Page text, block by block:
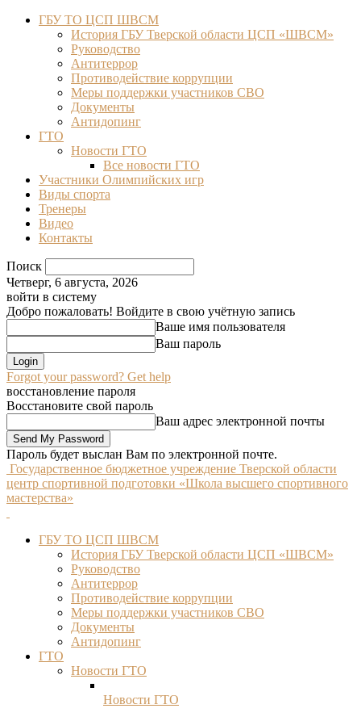
ГБУ ТО ЦСП ШВСМ
История ГБУ Тверской области ЦСП «ШВСМ»
Руководство
Антитеррор
Противодействие коррупции
Меры поддержки участников СВО
Документы
Антидопинг
ГТО
Новости ГТО
Все новости ГТО
Участники Олимпийских игр
Виды спорта
Тренеры
Видео
Контакты
Поиск
Четверг, 6 августа, 2026
войти в систему
Добро пожаловать! Войдите в свою учётную запись
Ваше имя пользователя
Ваш пароль
Forgot your password? Get help
восстановление пароля
Восстановите свой пароль
Ваш адрес электронной почты
Пароль будет выслан Вам по электронной почте.
Государственное бюджетное учреждение Тверской области
центр спортивной подготовки «Школа высшего спортивного
мастерства»
ГБУ ТО ЦСП ШВСМ
История ГБУ Тверской области ЦСП «ШВСМ»
Руководство
Антитеррор
Противодействие коррупции
Меры поддержки участников СВО
Документы
Антидопинг
ГТО
Новости ГТО
Новости ГТО